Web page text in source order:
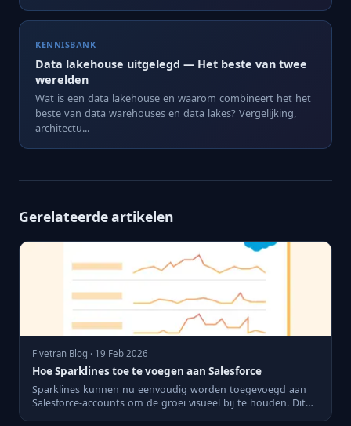
KENNISBANK
Data lakehouse uitgelegd — Het beste van twee
werelden
Wat is een data lakehouse en waarom combineert het het
beste van data warehouses en data lakes? Vergelijking,
architectu...
Gerelateerde artikelen
Fivetran Blog · 19 Feb 2026
Hoe Sparklines toe te voegen aan Salesforce
Sparklines kunnen nu eenvoudig worden toegevoegd aan
Salesforce-accounts om de groei visueel bij te houden. Dit